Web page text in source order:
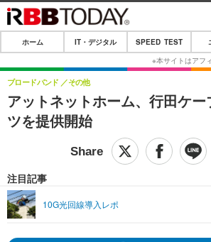
ホーム
IT・デジタル
IT・デジタルTOP
SPEED TEST
ライフTOP
リリース一覧
ホーム IT・デジタル SPEED TEST
アットネットホーム、行田ケ
ツを提供開始
ブロードバンド その他
注目記事
10G光回線導入レポ